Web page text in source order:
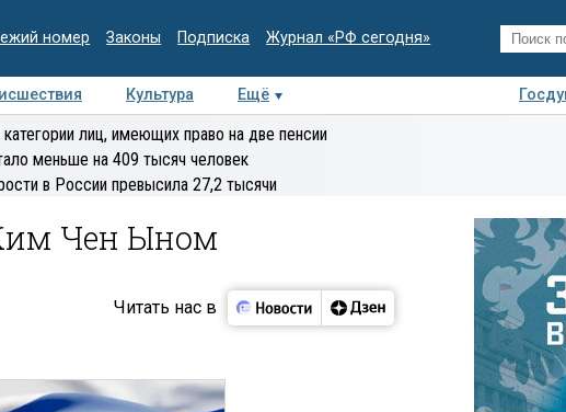
номер Законы Подписка Журнал «РФ сегодня»
Культура Ещё
Интервью Колумнисты
Деловая
лиц, имеющих право на две пенсии
меньше на 409 тысяч человек
в России превысила 27,2 тысячи
Чен Ыном
Читать нас в